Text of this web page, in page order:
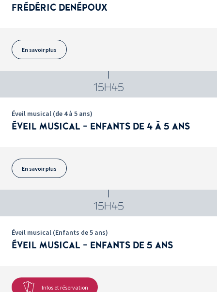
FRÉDÉRIC DENÉPOUX
En savoir plus
15H45
Éveil musical (de 4 à 5 ans)
ÉVEIL MUSICAL - ENFANTS DE 4 À 5 ANS
En savoir plus
15H45
Éveil musical (Enfants de 5 ans)
ÉVEIL MUSICAL - ENFANTS DE 5 ANS
Infos et réservation